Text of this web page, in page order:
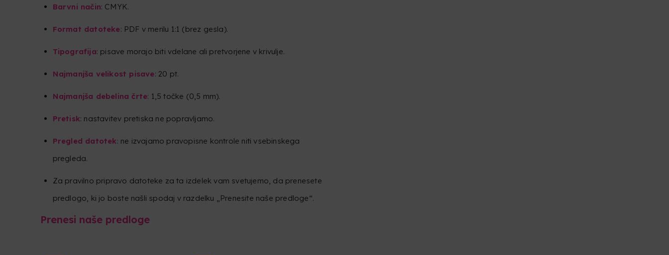
Barvni način: CMYK.
Format datoteke: PDF v merilu 1:1 (brez gesla).
Tipografija: pisave morajo biti vdelane ali pretvorjene v krivulje.
Najmanjša velikost pisave: 20 pt.
Najmanjša debelina črte: 1,5 točke (0,5 mm).
Pretisk: nastavitev pretiska ne popravljamo.
Pregled datotek: ne izvajamo pravopisne kontrole niti vsebinskega
pregleda.
Za pravilno pripravo datoteke za ta izdelek vam svetujemo, da prenesete
predlogo, ki jo boste našli spodaj v razdelku „Prenesite naše predloge“.
Prenesi naše predloge